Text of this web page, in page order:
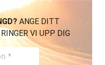
ANGE DITT
VI UPP DIG